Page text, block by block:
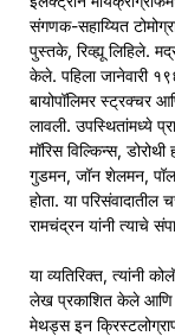
संगणक-सहाय्यित
पुस्तके, रिव्ह्यू लिहिले.
केले. पहिला जानेवारी
बायोपॉलिमर स्ट्रक्चर
लावली. उपस्थितांमध्ये
मॉरिस विल्किन्स,
गुडमन, जॉन शेलमन, पॉल
होता. या
रामचंद्रन यांनी त्याचे
या व्यतिरिक्त, त्यांनी
लेख प्रकाशित केले आणि
मेथड्स इन